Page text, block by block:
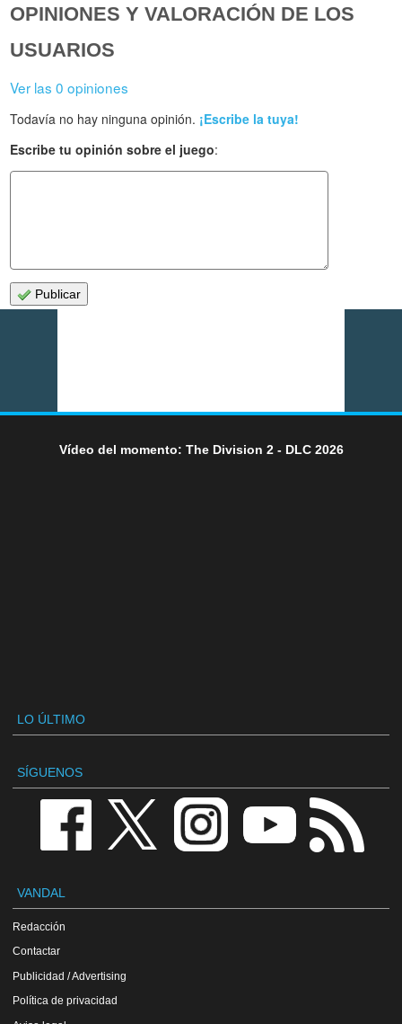
OPINIONES Y VALORACIÓN DE LOS
USUARIOS
Ver las 0 opiniones
Todavía no hay ninguna opinión. ¡Escribe la tuya!
Escribe tu opinión sobre el juego:
Publicar
Vídeo del momento: The Division 2 - DLC 2026
LO ÚLTIMO
SÍGUENOS
VANDAL
Redacción
Contactar
Publicidad / Advertising
Política de privacidad